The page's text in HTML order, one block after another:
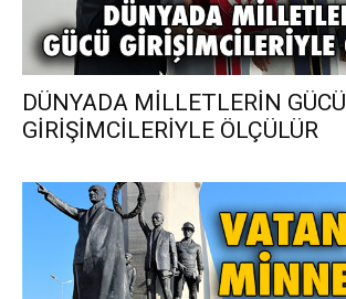
DÜNYADA MİLLETLERİN GÜCÜ
GİRİŞİMCİLERİYLE ÖLÇÜLÜR